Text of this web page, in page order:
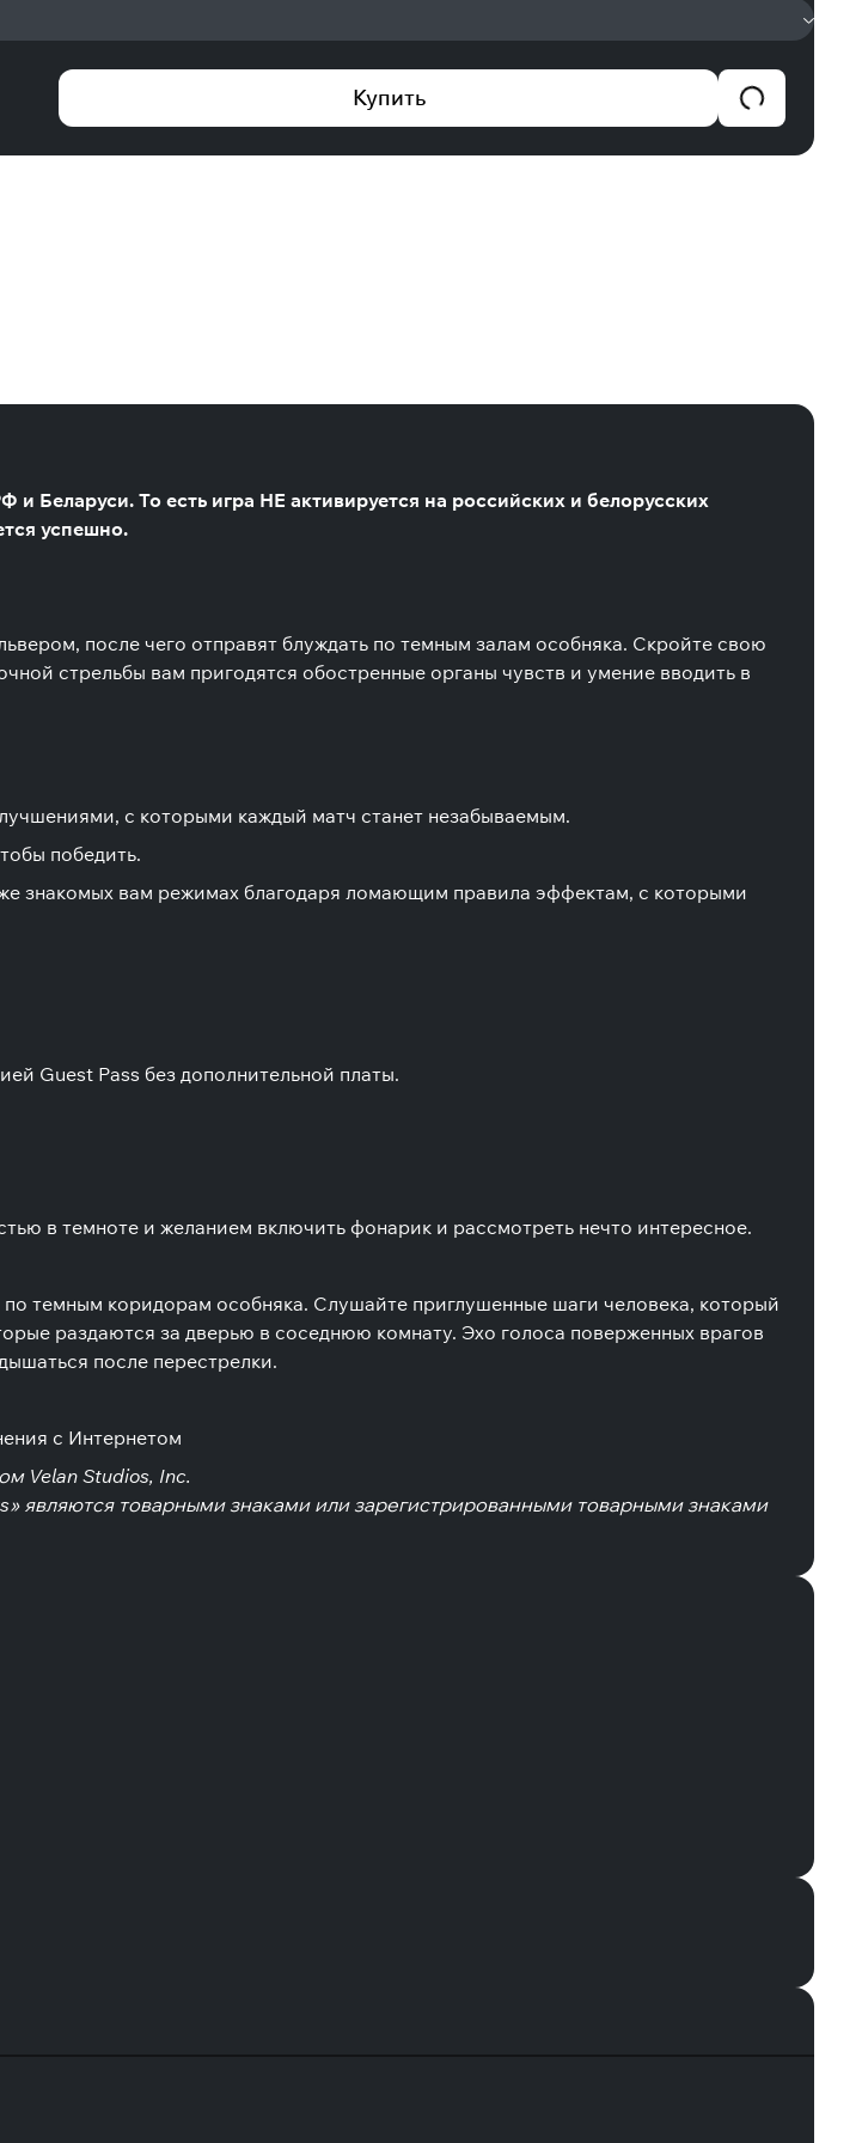
Купить
Беларуси. То есть игра НЕ активируется на российских и белорусских
успешно.
после чего отправят блуждать по темным залам особняка. Скройте свою
стрельбы вам пригодятся обостренные органы чувств и умение вводить в
с которыми каждый матч станет незабываемым.
победить.
знакомых вам режимах благодаря ломающим правила эффектам, с которыми
Guest Pass без дополнительной платы.
в темноте и желанием включить фонарик и рассмотреть нечто интересное.
темным коридорам особняка. Слушайте приглушенные шаги человека, который
раздаются за дверью в соседнюю комнату. Эхо голоса поверженных врагов
после перестрелки.
с Интернетом
Velan Studios, Inc.
являются товарными знаками или зарегистрированными товарными знаками